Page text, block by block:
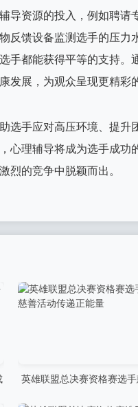
导资源的投入，例如聘请
反馈设备监测选手的压力
手都能获得平等的支持。
发展，为观众呈现更精彩
选手应对高压环境、提升
心理辅导将成为选手成功
烈的竞争中脱颖而出。
英雄联盟总决赛资格赛选